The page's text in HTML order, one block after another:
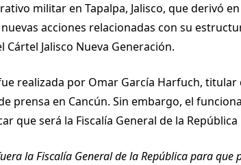
militar en Tapalpa, Jalisco, que derivó
acciones relacionadas con su
Cártel Jalisco Nueva Generación.
realizada por Omar García Harfuch,
prensa en Cancún. Sin embargo, el
que será la Fiscalía General de la
la Fiscalía General de la República para